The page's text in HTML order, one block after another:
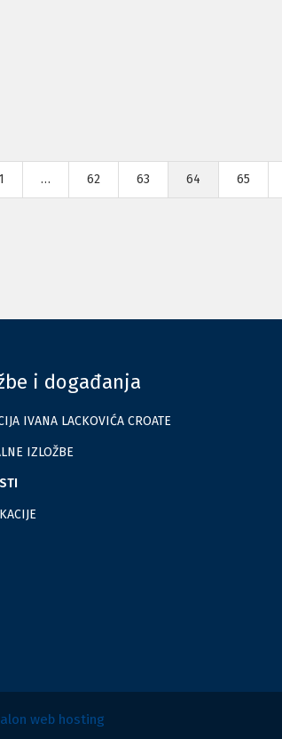
1 … 62 63 64 65
i događanja
IVANA LACKOVIĆA CROATE
IZLOŽBE